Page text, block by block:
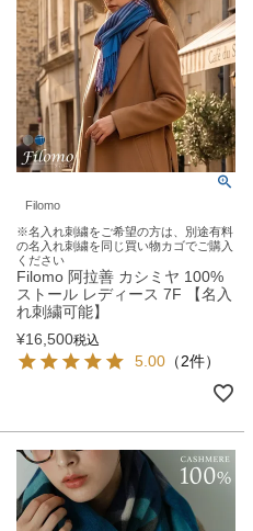
Filomo
※名入れ刺繍をご希望の方は、別途有料
の名入れ刺繍を同じ買い物カゴでご購入
ください
Filomo 阿拉善 カシミヤ 100%
ストール レディース 7F 【名入
れ刺繍可能】
¥16,500税込
5.00 （2件）